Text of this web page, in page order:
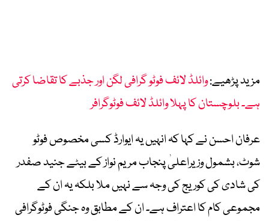
مزید پڑھیے:وائلڈ لائف فوٹو گرافی لگن اور جذبے کا تقاضا کرتی
ہے۔ بلوچستان کا پہلا وائلڈ لائف فوٹوگرافر
عرفان احسن نے کہا کہ انہیں یہ ایوارڈ کسی مخصوص فوٹو
شوٹ، بشمول وزیراعلیٰ پنجاب مریم نواز کے بیٹے جنید صفدر
کی شادی کی کوریج کی وجہ سے نہیں ملا بلکہ یہ ان کے
مجموعی کام کا اعتراف ہے۔ ان کے مطابق وہ جنگی فوٹوگرافی